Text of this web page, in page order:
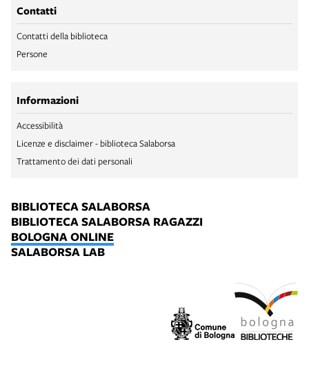
Contatti
Contatti della biblioteca
Persone
Informazioni
Accessibilità
Licenze e disclaimer - biblioteca Salaborsa
Trattamento dei dati personali
BIBLIOTECA SALABORSA
BIBLIOTECA SALABORSA RAGAZZI
BOLOGNA ONLINE
SALABORSA LAB